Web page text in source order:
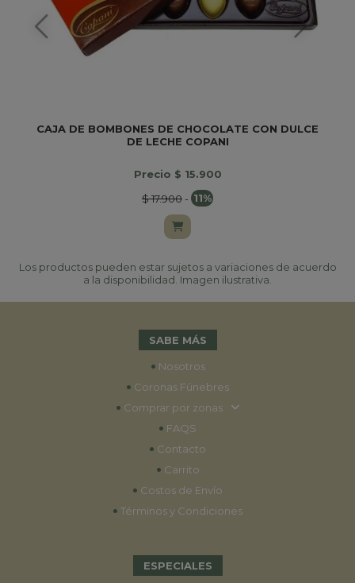
CAJA DE BOMBONES DE CHOCOLATE CON DULCE
DE LECHE COPANI
Precio $ 15.900
$ 17.900- 11%
Los productos pueden estar sujetos a variaciones de acuerdo
a la disponibilidad. Imagen ilustrativa.
SABE MÁS
• Nosotros
• Coronas Fúnebres
• Comprar por zonas
• FAQS
• Contacto
• Carrito
• Costos de Envío
• Términos y Condiciones
ESPECIALES